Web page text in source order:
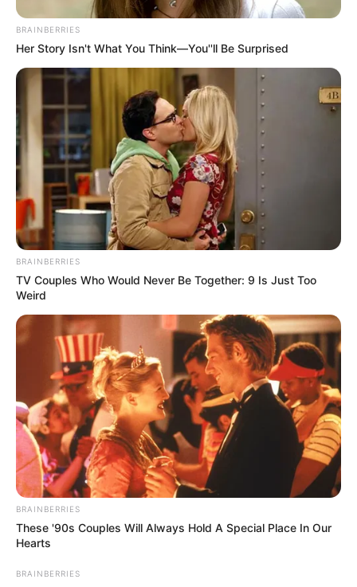
BRAINBERRIES
Her Story Isn't What You Think—You''ll Be Surprised
BRAINBERRIES
TV Couples Who Would Never Be Together: 9 Is Just Too
Weird
BRAINBERRIES
These '90s Couples Will Always Hold A Special Place In Our
Hearts
BRAINBERRIES